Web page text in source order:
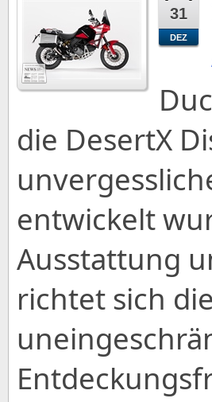
31
DEZ
die DesertX
entwickelt
Ausstattung
richtet sich